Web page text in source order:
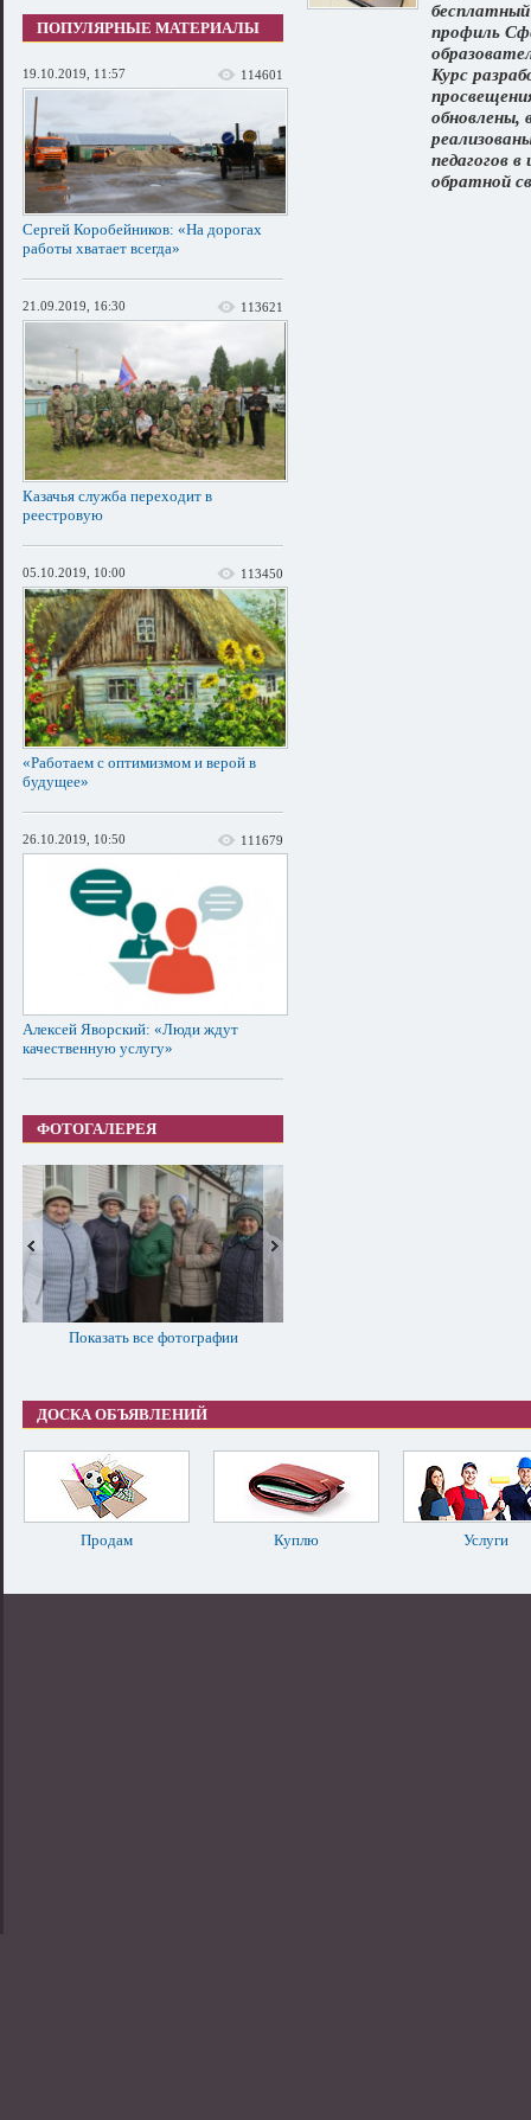
ПОПУЛЯРНЫЕ МАТЕРИАЛЫ
114601
19.10.2019, 11:57
Сергей Коробейников: «На дорогах
работы хватает всегда»
113621
21.09.2019, 16:30
Казачья служба переходит в
реестровую
113450
05.10.2019, 10:00
«Работаем с оптимизмом и верой в
будущее»
111679
26.10.2019, 10:50
Алексей Яворский: «Люди ждут
качественную услугу»
ФОТОГАЛЕРЕЯ
Показать все фотографии
бесплатный
профиль
Курс
обновлены,
педагогов
обратной
ДОСКА ОБЪЯВЛЕНИЙ
Продам Куплю Услуги